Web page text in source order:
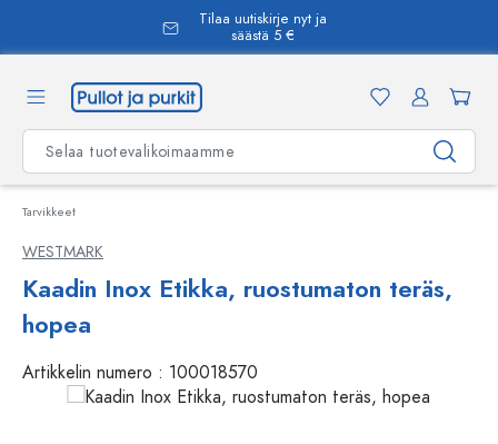
Tilaa uutiskirje nyt ja
säästä 5 €
Tarvikkeet
WESTMARK
Kaadin Inox Etikka, ruostumaton teräs,
hopea
Artikkelin numero : 100018570